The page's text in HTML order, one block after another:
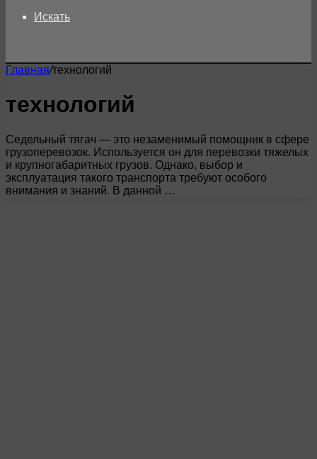
Искать
Главная/технологий
технологий
Седельный тягач — это незаменимый помощник в сфере
грузоперевозок. Используется он для перевозки тяжелых
и крупногабаритных грузов. Однако, выбор и
эксплуатация такого транспорта требуют особого
внимания и знаний. В данной …